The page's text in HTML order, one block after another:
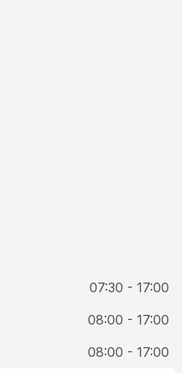
07:30 - 17:00
08:00 - 17:00
08:00 - 17:00